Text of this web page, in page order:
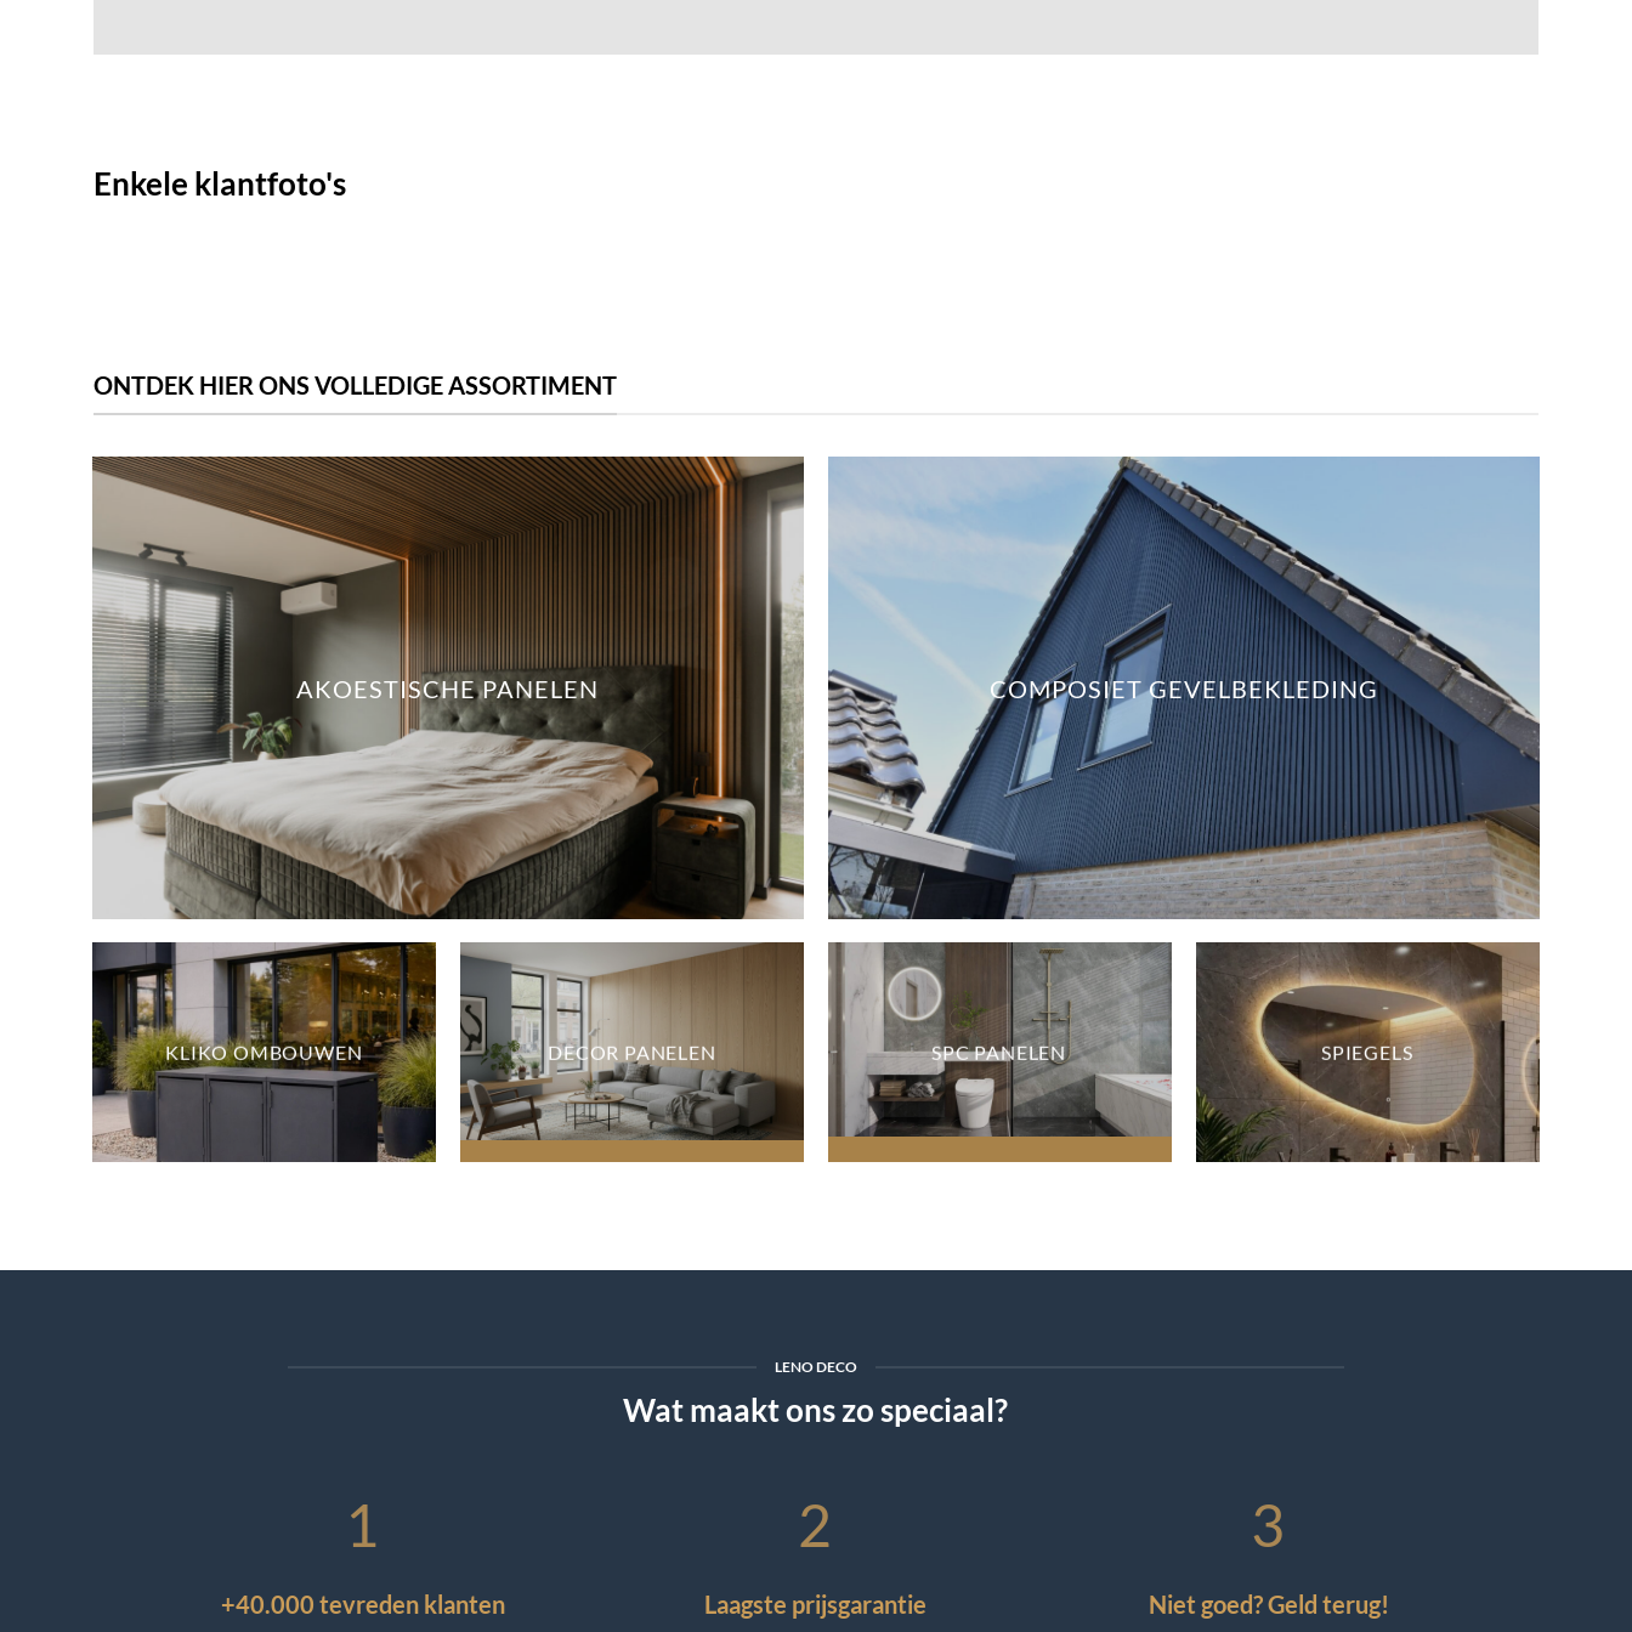
Enkele klantfoto's
ONTDEK HIER ONS VOLLEDIGE ASSORTIMENT
AKOESTISCHE PANELEN COMPOSIET GEVELBEKLEDING
KLIKO OMBOUWEN DECOR PANELEN SPC PANELEN SPIEGELS
LENO DECO
Wat maakt ons zo speciaal?
1
+40.000 tevreden klanten
2
Laagste prijsgarantie
3
Niet goed? Geld terug!